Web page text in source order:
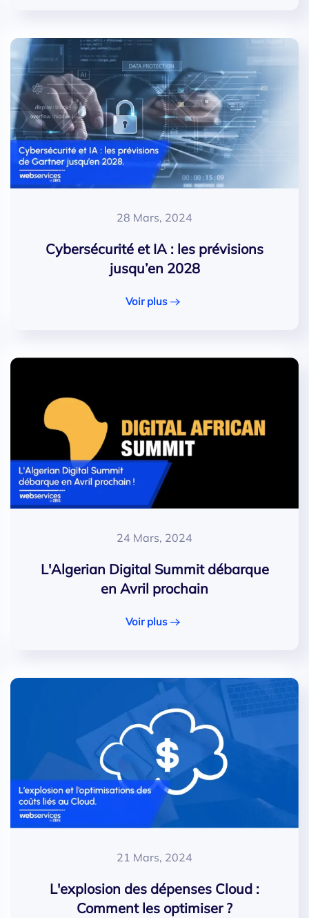
28 Mars, 2024
Cybersécurité et IA : les prévisions
jusqu’en 2028
Voir plus
24 Mars, 2024
L'Algerian Digital Summit débarque
en Avril prochain
Voir plus
21 Mars, 2024
L'explosion des dépenses Cloud :
Comment les optimiser ?